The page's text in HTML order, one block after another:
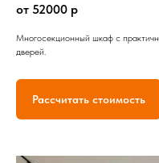
от 52000 р
Многосекционный шкаф с
дверей.
Рассчитать стоимость